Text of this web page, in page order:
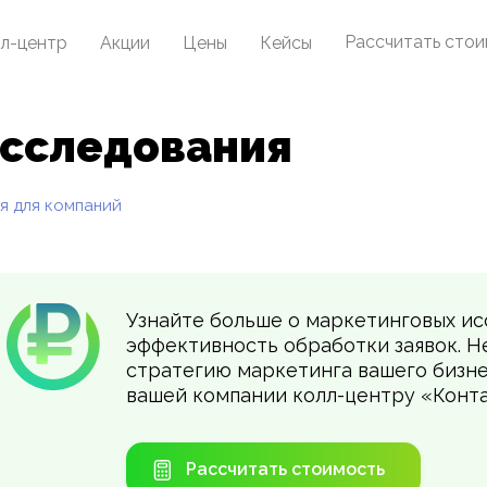
центр Акции Цены Кейсы Рассчитать
для компаний
Узнайте больше о маркетинговых
эффективность обработки заявок.
стратегию маркетинга вашего
вашей компании колл-центру
Рассчитать стоимость